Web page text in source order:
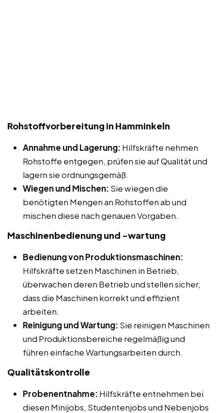
Rohstoffvorbereitung in Hamminkeln
Annahme und Lagerung: Hilfskräfte nehmen
Rohstoffe entgegen, prüfen sie auf Qualität und
lagern sie ordnungsgemäß.
Wiegen und Mischen: Sie wiegen die
benötigten Mengen an Rohstoffen ab und
mischen diese nach genauen Vorgaben.
Maschinenbedienung und -wartung
Bedienung von Produktionsmaschinen:
Hilfskräfte setzen Maschinen in Betrieb,
überwachen deren Betrieb und stellen sicher,
dass die Maschinen korrekt und effizient
arbeiten.
Reinigung und Wartung: Sie reinigen Maschinen
und Produktionsbereiche regelmäßig und
führen einfache Wartungsarbeiten durch.
Qualitätskontrolle
Probenentnahme: Hilfskräfte entnehmen bei
diesen Minijobs, Studentenjobs und Nebenjobs